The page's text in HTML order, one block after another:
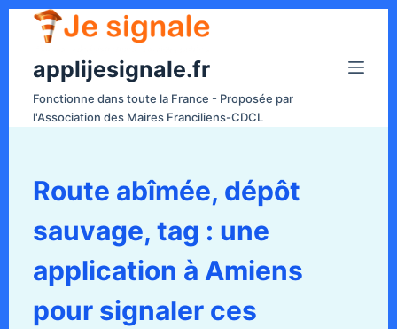
applijesignale.fr
Fonctionne dans toute la France - Proposée par
l'Association des Maires Franciliens-CDCL
Route abîmée, dépôt
sauvage, tag : une
application à Amiens
pour signaler ces